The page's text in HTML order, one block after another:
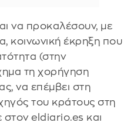
να προκαλέσουν, με
κοινωνική έκρηξη που
(στην
τη χορήγηση
να επέμβει στη
του κράτους στη
eldiario.es και